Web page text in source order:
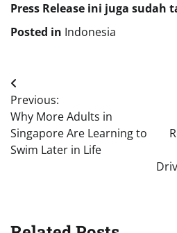
Press Release ini juga sudah
Posted in Indonesia
Post
navigation
Previous:
Why More Adults in
Singapore Are Learning to
Swim Later in Life